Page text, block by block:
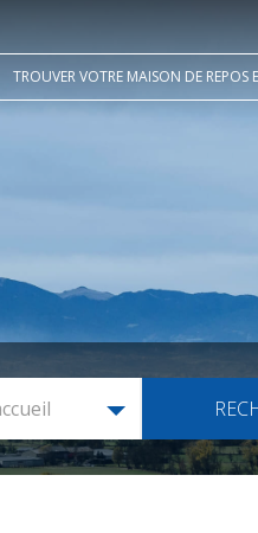
TROUVER VOTRE MAISON DE REPOS